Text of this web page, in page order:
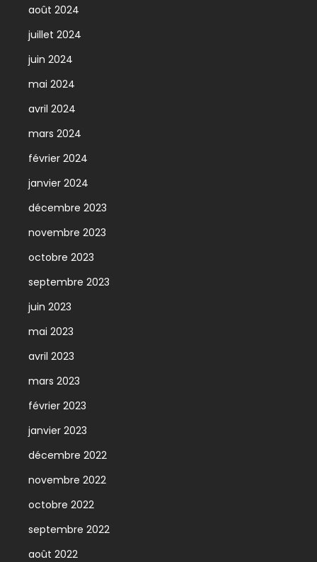
août 2024
juillet 2024
juin 2024
mai 2024
avril 2024
mars 2024
février 2024
janvier 2024
décembre 2023
novembre 2023
octobre 2023
septembre 2023
juin 2023
mai 2023
avril 2023
mars 2023
février 2023
janvier 2023
décembre 2022
novembre 2022
octobre 2022
septembre 2022
août 2022